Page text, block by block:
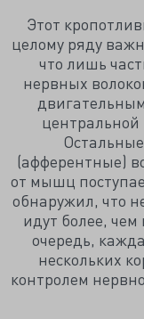
Этот
целому ряду
что лишь
нервных
(афферентные)
от мышц
обнаружил, что
идут более,
очередь,
нескольких
контролем